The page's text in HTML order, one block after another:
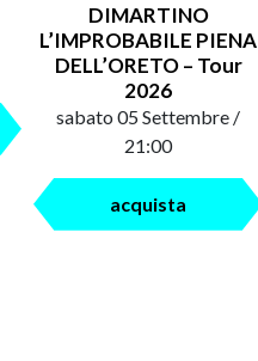
DIMARTINO
L’IMPROBABILE PIENA
DELL’ORETO – Tour
2026
sabato 05 Settembre /
21:00
acquista